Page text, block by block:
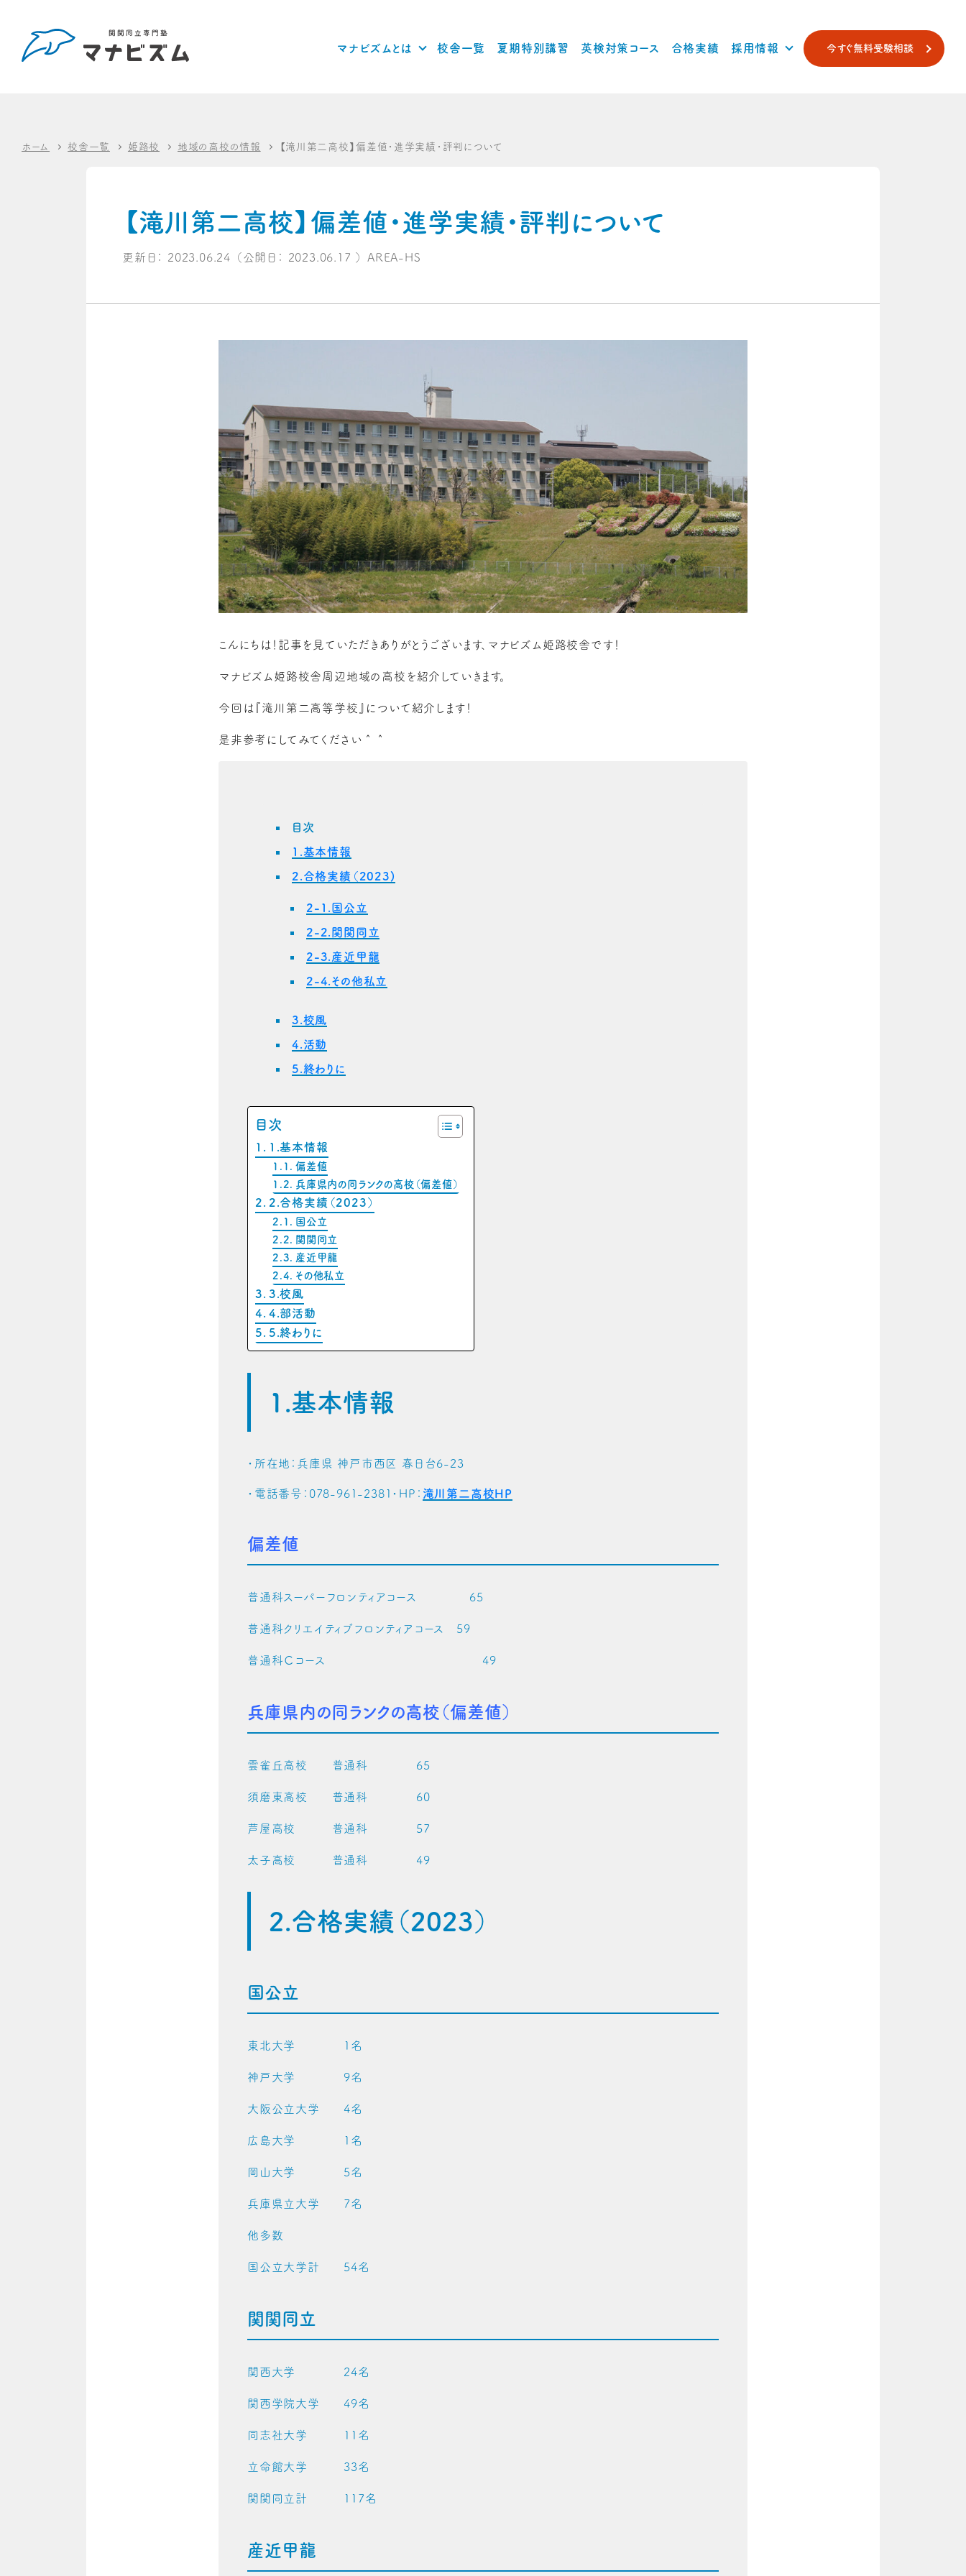
マナビズムとは 校舎一覧 夏期特別講習 英検対策コース 合格実績 採用情報 今すぐ無料受験相談
ホーム 校舎一覧 姫路校 地域の高校の情報 【滝川第二高校】偏差値・進学実績・評判について
【滝川第二高校】偏差値・進学実績・評判について
更新日： 2023.06.24 （公開日： 2023.06.17 ） AREA-HS
こんにちは！記事を見ていただきありがとうございます、マナビズム姫路校舎です！
マナビズム姫路校舎周辺地域の高校を紹介していきます。
今回は『滝川第二高等学校』について紹介します！
是非参考にしてみてください＾＾
目次
1.基本情報
2.合格実績（2023)
2-1.国公立
2-2.関関同立
2-3.産近甲龍
2-4.その他私立
3.校風
4.活動
5.終わりに
目次
1.基本情報
偏差値
兵庫県内の同ランクの高校（偏差値）
2.合格実績（2023）
国公立
関関同立
産近甲龍
その他私立
3.校風
4.部活動
5.終わりに
1.基本情報
・所在地：兵庫県 神戸市西区 春日台6-23
・電話番号：078-961-2381 ・HP： 滝川第二高校HP
偏差値
普通科スーパーフロンティアコース 65
普通科クリエイティブフロンティアコース 59
普通科Ｃコース 49
兵庫県内の同ランクの高校（偏差値）
雲雀丘高校 普通科 65
須磨東高校 普通科 60
芦屋高校 普通科 57
太子高校 普通科 49
2.合格実績（2023）
国公立
東北大学 1名
神戸大学 9名
大阪公立大学 4名
広島大学 1名
岡山大学 5名
兵庫県立大学 7名
他多数
国公立大学計 54名
関関同立
関西大学 24名
関西学院大学 49名
同志社大学 11名
立命館大学 33名
関関同立計 117名
産近甲龍